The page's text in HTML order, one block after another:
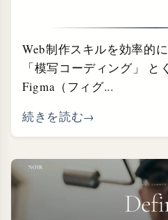
Web制作スキルを効率的
「模写コーディング」 と
Figma（フィグ...
続きを読む